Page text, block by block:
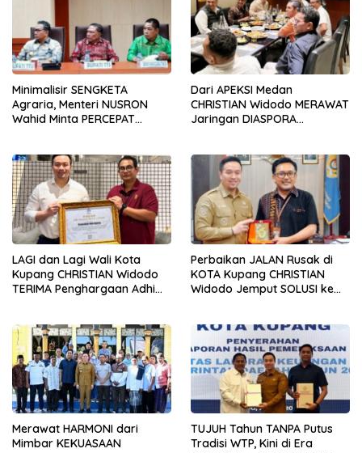
Minimalisir SENGKETA
Agraria, Menteri NUSRON
Wahid Minta PERCEPAT
Dari APEKSI Medan
CHRISTIAN Widodo MERAWAT
Jaringan DIASPORA
LAGI dan Lagi Wali Kota
Kupang CHRISTIAN Widodo
TERIMA Penghargaan Adhi
Perbaikan JALAN Rusak di
KOTA Kupang CHRISTIAN
Widodo Jemput SOLUSI ke
Merawat HARMONI dari
Mimbar KEKUASAAN
TUJUH Tahun TANPA Putus
Tradisi WTP, Kini di Era